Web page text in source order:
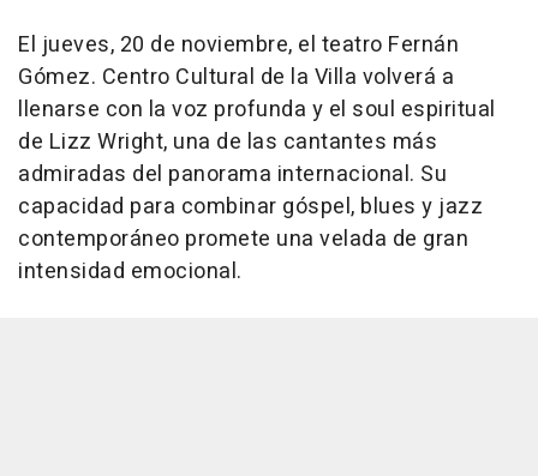
El jueves, 20 de noviembre, el teatro Fernán
Gómez. Centro Cultural de la Villa volverá a
llenarse con la voz profunda y el soul espiritual
de Lizz Wright, una de las cantantes más
admiradas del panorama internacional. Su
capacidad para combinar góspel, blues y jazz
contemporáneo promete una velada de gran
intensidad emocional.